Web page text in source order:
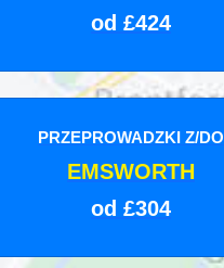
od £424
PRZEPROWADZKI Z/DO
EMSWORTH
od £304